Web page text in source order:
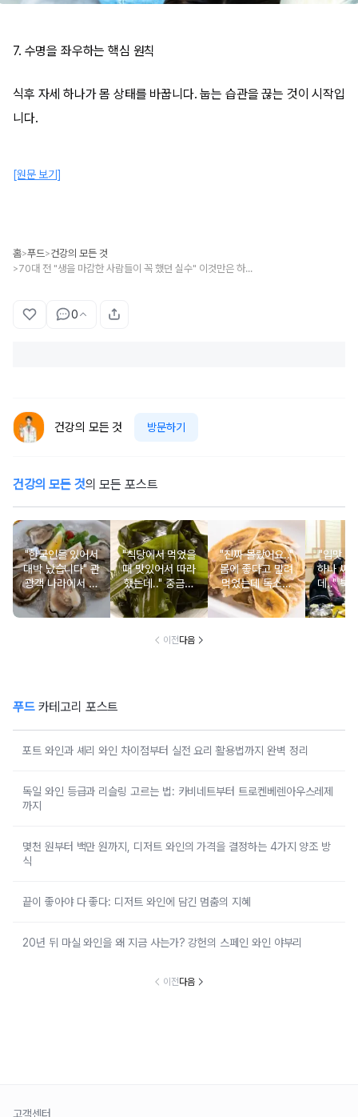
7. 수명을 좌우하는 핵심 원칙
식후 자세 하나가 몸 상태를 바꿉니다. 눕는 습관을 끊는 것이 시작입
니다.
[원문 보기]
홈>푸드>건강의 모든 것
> 70대 전 "생을 마감한 사람들이 꼭 했던 실수" 이것만은 하지 마세요.
0
건강의 모든 것 방문하기
건강의 모든 것의 모든 포스트
"한국인들 있어서
대박 났습니다" 관
광객 나라에서 남
녀노소 보양식처
럼 먹는 음식
"식당에서 먹었을
때 맛있어서 따라
했는데.." 중금속
싹 다 빠질 줄 몰
랐어요
"진짜 몰랐어요.."
몸에 좋다고 말려
먹었는데 독소를
먹고 있었던 의외
의 음식
"입맛 없
하나 싸
데.." 북
외로 안
건
이전다음
푸드카테고리 포스트
포트 와인과 셰리 와인 차이점부터 실전 요리 활용법까지 완벽 정리
독일 와인 등급과 리슬링 고르는 법: 카비네트부터 트로켄베렌아우스레제
까지
몇천 원부터 백만 원까지, 디저트 와인의 가격을 결정하는 4가지 양조 방
식
끝이 좋아야 다 좋다: 디저트 와인에 담긴 멈춤의 지혜
20년 뒤 마실 와인을 왜 지금 사는가? 강헌의 스페인 와인 야부리
이전다음
고객센터